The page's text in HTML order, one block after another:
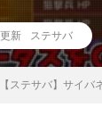
新 ステサバ
【ステサバ】サイ